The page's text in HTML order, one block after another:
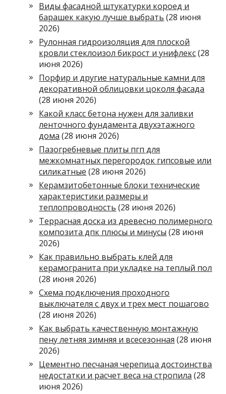
Виды фасадной штукатурки короед и
барашек какую лучше выбрать (28 июня
2026)
Рулонная гидроизоляция для плоской
кровли стеклоизол бикрост и унифлекс (28
июня 2026)
Порфир и другие натуральные камни для
декоративной облицовки цоколя фасада
(28 июня 2026)
Какой класс бетона нужен для заливки
ленточного фундамента двухэтажного
дома (28 июня 2026)
Пазогребневые плиты пгп для
межкомнатных перегородок гипсовые или
силикатные (28 июня 2026)
Керамзитобетонные блоки технические
характеристики размеры и
теплопроводность (28 июня 2026)
Террасная доска из древесно полимерного
композита дпк плюсы и минусы (28 июня
2026)
Как правильно выбрать клей для
керамогранита при укладке на теплый пол
(28 июня 2026)
Схема подключения проходного
выключателя с двух и трех мест пошагово
(28 июня 2026)
Как выбрать качественную монтажную
пену летняя зимняя и всесезонная (28 июня
2026)
Цементно песчаная черепица достоинства
недостатки и расчет веса на стропила (28
июня 2026)